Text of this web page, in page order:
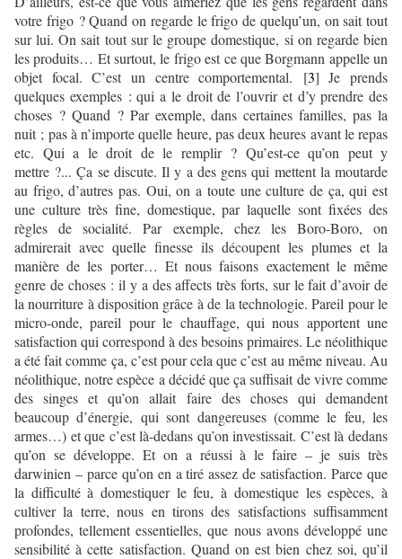
votre frigo ? Quand on regarde le frigo de quelqu’un, on sait tout
sur lui. On sait tout sur le groupe domestique, si on regarde bien
les produits… Et surtout, le frigo est ce que Borgmann appelle un
objet focal. C’est un centre comportemental. [3] Je prends
quelques exemples : qui a le droit de l’ouvrir et d’y prendre des
choses ? Quand ? Par exemple, dans certaines familles, pas la
nuit ; pas à n’importe quelle heure, pas deux heures avant le repas
etc. Qui a le droit de le remplir ? Qu’est-ce qu’on peut y
mettre ?... Ça se discute. Il y a des gens qui mettent la moutarde
au frigo, d’autres pas. Oui, on a toute une culture de ça, qui est
une culture très fine, domestique, par laquelle sont fixées des
règles de socialité. Par exemple, chez les Boro-Boro, on
admirerait avec quelle finesse ils découpent les plumes et la
manière de les porter… Et nous faisons exactement le même
genre de choses : il y a des affects très forts, sur le fait d’avoir de
la nourriture à disposition grâce à de la technologie. Pareil pour le
micro-onde, pareil pour le chauffage, qui nous apportent une
satisfaction qui correspond à des besoins primaires. Le néolithique
a été fait comme ça, c’est pour cela que c’est au même niveau. Au
néolithique, notre espèce a décidé que ça suffisait de vivre comme
des singes et qu’on allait faire des choses qui demandent
beaucoup d’énergie, qui sont dangereuses (comme le feu, les
armes…) et que c’est là-dedans qu’on investissait. C’est là dedans
qu’on se développe. Et on a réussi à le faire – je suis très
darwinien – parce qu’on en a tiré assez de satisfaction. Parce que
la difficulté à domestiquer le feu, à domestique les espèces, à
cultiver la terre, nous en tirons des satisfactions suffisamment
profondes, tellement essentielles, que nous avons développé une
sensibilité à cette satisfaction. Quand on est bien chez soi, qu’il